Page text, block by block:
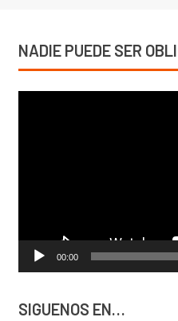
NADIE PUEDE SER
00:00
SIGUENOS EN…